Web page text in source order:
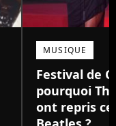
MUSIQUE
Festival de
pourquoi
ont repris